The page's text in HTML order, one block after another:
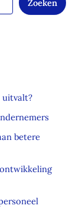
Zoeken
uitvalt?
betere